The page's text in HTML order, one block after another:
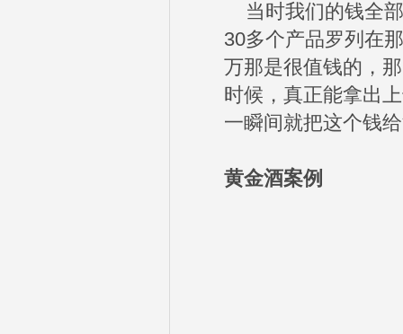
当时我们的钱全
30多个产品罗列在
万那是很值钱的，
时候，真正能拿出
一瞬间就把这个钱
黄金酒案例